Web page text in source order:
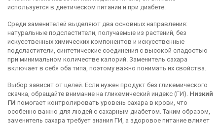
используется в диетическом питании и при диабете.
Среди заменителей выделяют два основных направления:
натуральные подсластители, получаемые из растений, без
искусственных химических компонентов и искусственные
подсластители, синтетические соединения с высокой сладостью
при минимальном количестве калорий. Заменитель сахара
включает в себя оба типа, поэтому важно понимать их свойства.
Выбор зависит от целей. Если нужен продукт без гликемического
скачка, обращайте внимание на гликемический индекс (ГИ). Низкий
ГИ помогает контролировать уровень сахара в крови, что
особенно важно для людей с сахарным диабетом. Таким образом,
заменитель сахара требует знания ГИ, а здоровое питание влияет